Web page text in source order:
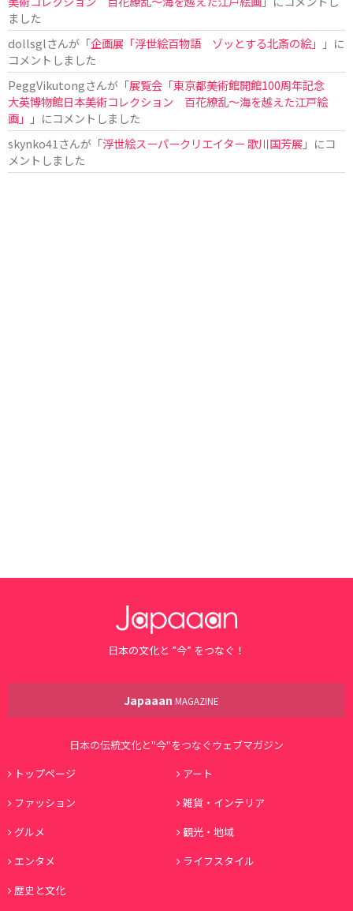
ました
dollsglさんが「企画展「浮世絵百物語 ゾッとする北斎の絵」
」に
コメントしました
PeggVikutongさんが「展覧会「東京都美術館開館100周年記念
大英博物館日本美術コレクション 百花繚乱〜海を越えた江戸絵
画」
」にコメントしました
skynko41さんが「浮世絵スーパークリエイター 歌川国芳展 」にコ
メントしました
日本の文化と ”今” をつなぐ！
Japaaan MAGAZINE
日本の伝統文化と"今"をつなぐウェブマガジン
トップページ
アート
ファッション
雑貨・インテリア
グルメ
観光・地域
エンタメ
ライフスタイル
歴史と文化